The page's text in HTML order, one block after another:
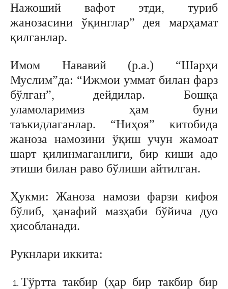
Нажоший вафот этди, туриб
жанозасини ўқинглар” дея марҳамат
қилганлар.
Имом Нававий (р.а.) “Шарҳи
Муслим”да: “Ижмои уммат билан фарз
бўлган”, дейдилар. Бошқа
уламоларимиз ҳам буни
таъкидлаганлар. “Ниҳоя” китобида
жаноза намозини ўқиш учун жамоат
шарт қилинмаганлиги, бир киши адо
этиши билан раво бўлиши айтилган.
Ҳукми: Жаноза намози фарзи кифоя
бўлиб, ҳанафий мазҳаби бўйича дуо
ҳисобланади.
Рукнлари иккита:
Тўртта такбир (ҳар бир такбир бир